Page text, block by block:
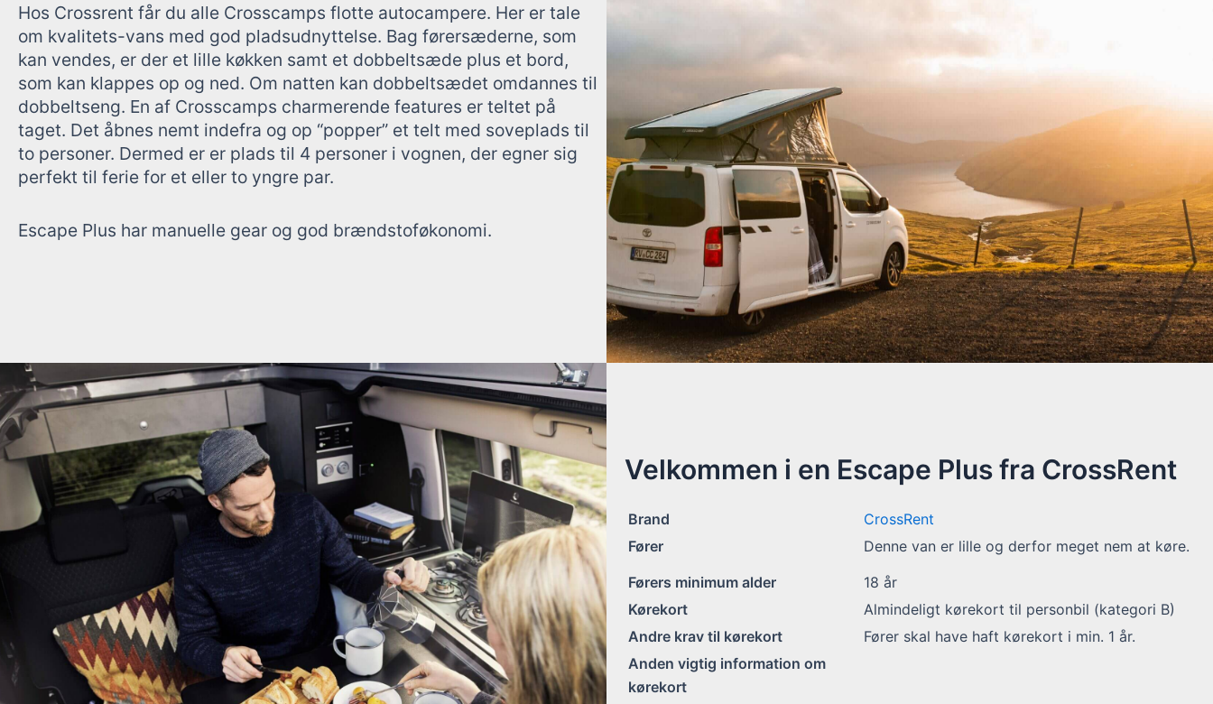
Hos Crossrent får du alle Crosscamps flotte autocampere. Her er tale
om kvalitets-vans med god pladsudnyttelse. Bag førersæderne, som
kan vendes, er der et lille køkken samt et dobbeltsæde plus et bord,
som kan klappes op og ned. Om natten kan dobbeltsædet omdannes til
dobbeltseng. En af Crosscamps charmerende features er teltet på
taget. Det åbnes nemt indefra og op “popper” et telt med soveplads til
to personer. Dermed er er plads til 4 personer i vognen, der egner sig
perfekt til ferie for et eller to yngre par.
Escape Plus har manuelle gear og god brændstoføkonomi.
Velkommen i en Escape Plus fra CrossRent
Brand
CrossRent
Fører
Denne van er lille og derfor meget nem at køre.
Førers minimum alder
18 år
Kørekort
Almindeligt kørekort til personbil (kategori B)
Andre krav til kørekort
Fører skal have haft kørekort i min. 1 år.
Anden vigtig information om
kørekort